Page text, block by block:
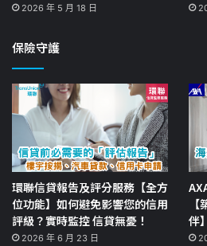
2026 年 5 月 18 日
保險守護
環聯信貸報告及評分服務【全方
位功能】如何避免影響您的信用
評級？實時監控 信貸無憂！
2026 年 6 月 23 日
伴